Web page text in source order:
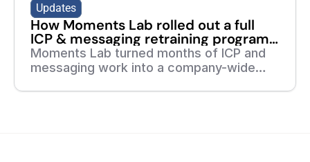
Updates
How Moments Lab rolled out a full
ICP & messaging retraining program
in 7 days
Moments Lab turned months of ICP and
messaging work into a company-wide